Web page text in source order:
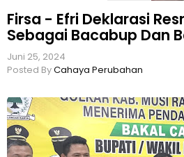
Firsa - Efri Deklarasi
Sebagai Bacabup Dan
Juni 25, 2024
Posted ByCahaya Perubahan